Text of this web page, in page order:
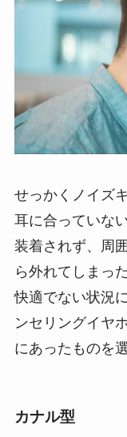
せっかくノイズ
耳に合っていな
装着されず、周
ら外れてしまっ
快適でない状況
ンセリングイヤ
にあったものを
カナル型